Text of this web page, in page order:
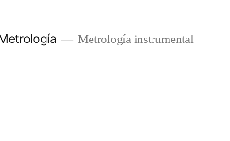
Metrología instrumental